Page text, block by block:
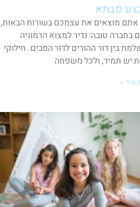
סבתא
מוצאים את עצמכם בשורות הבאות,
בחברה טובה: נדיר למצוא הרמוניה
בין דור ההורים לדור הסבים. חילוקי
יש תמיד, ולכל משפחה
עוד »